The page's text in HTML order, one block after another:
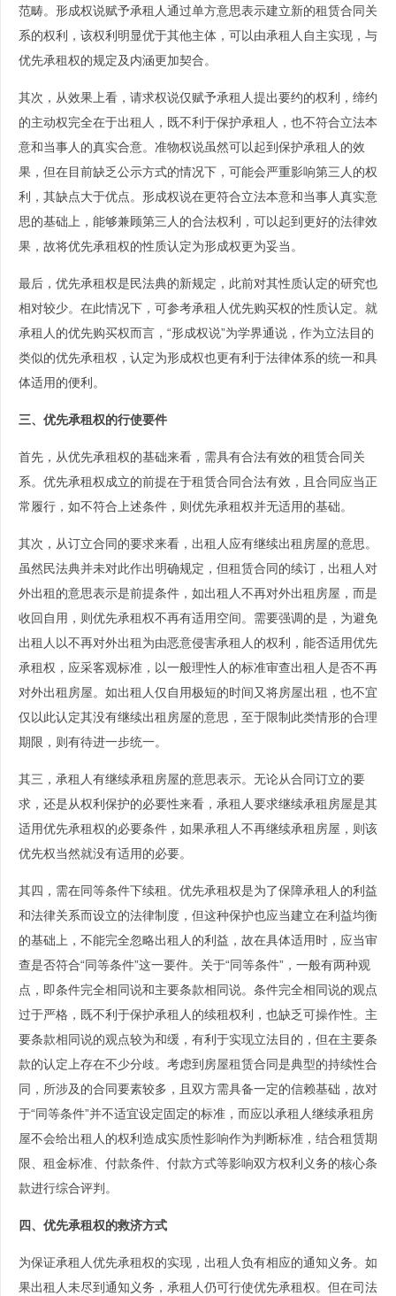
范畴。形成权说赋予承租人通过单方意思表示建立新的租赁合同关
系的权利，该权利明显优于其他主体，可以由承租人自主实现，与
优先承租权的规定及内涵更加契合。
其次，从效果上看，请求权说仅赋予承租人提出要约的权利，缔约
的主动权完全在于出租人，既不利于保护承租人，也不符合立法本
意和当事人的真实合意。准物权说虽然可以起到保护承租人的效
果，但在目前缺乏公示方式的情况下，可能会严重影响第三人的权
利，其缺点大于优点。形成权说在更符合立法本意和当事人真实意
思的基础上，能够兼顾第三人的合法权利，可以起到更好的法律效
果，故将优先承租权的性质认定为形成权更为妥当。
最后，优先承租权是民法典的新规定，此前对其性质认定的研究也
相对较少。在此情况下，可参考承租人优先购买权的性质认定。就
承租人的优先购买权而言，“形成权说”为学界通说，作为立法目的
类似的优先承租权，认定为形成权也更有利于法律体系的统一和具
体适用的便利。
三、优先承租权的行使要件
首先，从优先承租权的基础来看，需具有合法有效的租赁合同关
系。优先承租权成立的前提在于租赁合同合法有效，且合同应当正
常履行，如不符合上述条件，则优先承租权并无适用的基础。
其次，从订立合同的要求来看，出租人应有继续出租房屋的意思。
虽然民法典并未对此作出明确规定，但租赁合同的续订，出租人对
外出租的意思表示是前提条件，如出租人不再对外出租房屋，而是
收回自用，则优先承租权不再有适用空间。需要强调的是，为避免
出租人以不再对外出租为由恶意侵害承租人的权利，能否适用优先
承租权，应采客观标准，以一般理性人的标准审查出租人是否不再
对外出租房屋。如出租人仅自用极短的时间又将房屋出租，也不宜
仅以此认定其没有继续出租房屋的意思，至于限制此类情形的合理
期限，则有待进一步统一。
其三，承租人有继续承租房屋的意思表示。无论从合同订立的要
求，还是从权利保护的必要性来看，承租人要求继续承租房屋是其
适用优先承租权的必要条件，如果承租人不再继续承租房屋，则该
优先权当然就没有适用的必要。
其四，需在同等条件下续租。优先承租权是为了保障承租人的利益
和法律关系而设立的法律制度，但这种保护也应当建立在利益均衡
的基础上，不能完全忽略出租人的利益，故在具体适用时，应当审
查是否符合“同等条件”这一要件。关于“同等条件”，一般有两种观
点，即条件完全相同说和主要条款相同说。条件完全相同说的观点
过于严格，既不利于保护承租人的续租权利，也缺乏可操作性。主
要条款相同说的观点较为和缓，有利于实现立法目的，但在主要条
款的认定上存在不少分歧。考虑到房屋租赁合同是典型的持续性合
同，所涉及的合同要素较多，且双方需具备一定的信赖基础，故对
于“同等条件”并不适宜设定固定的标准，而应以承租人继续承租房
屋不会给出租人的权利造成实质性影响作为判断标准，结合租赁期
限、租金标准、付款条件、付款方式等影响双方权利义务的核心条
款进行综合评判。
四、优先承租权的救济方式
为保证承租人优先承租权的实现，出租人负有相应的通知义务。如
果出租人未尽到通知义务，承租人仍可行使优先承租权。但在司法